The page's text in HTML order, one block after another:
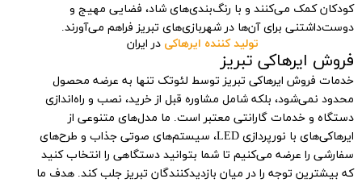
کودکان کمک می‌کنند و با رنگ‌بندی‌های شاد، فضایی مهیج و
دوست‌داشتنی برای آن‌ها در شهربازی‌های تبریز فراهم می‌آورند.
تولید کننده ایرهاکی در ایران
فروش ایرهاکی تبریز
خدمات فروش ایرهاکی تبریز توسط لئوتک تنها به عرضه محصول
محدود نمی‌شود، بلکه شامل مشاوره قبل از خرید، نصب و راه‌اندازی
دستگاه و خدمات گارانتی معتبر است. ما مدل‌های متنوعی از
ایرهاکی‌های با نورپردازی LED، سیستم‌های صوتی جذاب و طرح‌های
سفارشی را عرضه می‌کنیم تا شما بتوانید دستگاهی را انتخاب کنید
که بیشترین توجه را در میان بازدیدکنندگان تبریز جلب کند. هدف ما